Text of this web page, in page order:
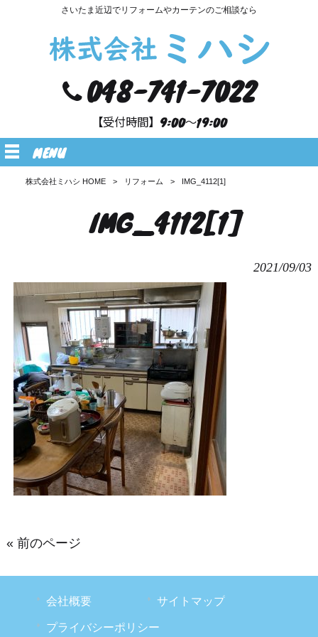
さいたま近辺でリフォームやカーテンのご相談なら
048-741-7022
【受付時間】9:00～19:00
MENU
株式会社ミハシ HOME > リフォーム > IMG_4112[1]
IMG_4112[1]
2021/09/03
« 前のページ
会社概要 サイトマップ
プライバシーポリシー